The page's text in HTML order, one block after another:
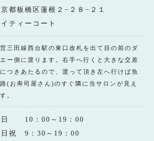
都板橋区蓮根２−２８−２１
ティーコート
三田線西台駅の東口改札を出て目の前のダ
ー側に渡ります。右手へ行くと大きな交差
つきあたるので、渡って頂き左へ行けば魚
(お寿司屋さん)のすぐ隣に当サロンが見え
。
日 10：00～19：00
日祝 9：30～19：00